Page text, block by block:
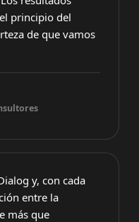
principio del
de que vamos
y, con cada
entre la
más que